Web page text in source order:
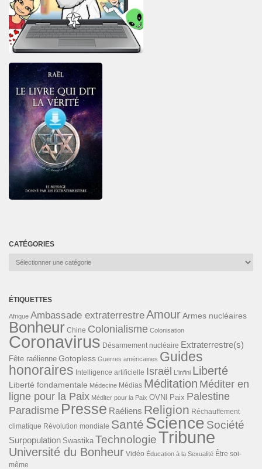
CATÉGORIES
Catégories
ÉTIQUETTES
Afrique Ambassade extraterrestreAmourArmes nucléaires
Bonheur Chine Colonialisme Colonisation
Coronavirus Désarmement nucléaire Extraterrestre(s)
Fête raélienne Gotopless Guerres américaines Guides
honoraires Intelligence artificielle Israël L'infini Liberté
Liberté fondamentale Médecine Médias Méditation Méditer en
ligne pour la Paix Méditer pour la Paix OVNI Paix Palestine
Paradisme Presse Raéliens Religion Réchauffement
climatique Révolution mondiale Santé Science Société
Surpopulation Swastika TechnologieTribune
Université du Bonheur Vidéo Éducation à la Sexualité Être soi-
même